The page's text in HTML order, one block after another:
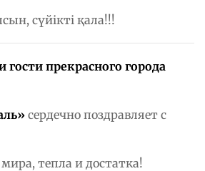
сүйікті қала!!!
прекрасного города
сердечно поздравляет с
тепла и достатка!